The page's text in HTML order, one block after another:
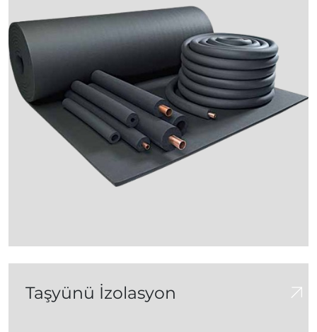
Taşyünü İzolasyon